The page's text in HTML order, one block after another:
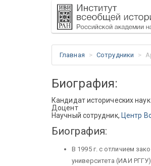
Главная Сотрудники
Биография:
Кандидат исторических наук
Доцент
Научный сотрудник, Центр
Биография:
В 1995 г. с отличием
университета (ИАИ